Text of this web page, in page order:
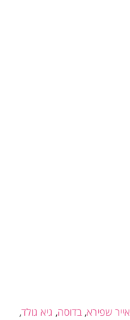
אייר שפירא, בדוסה, גיא גולד,